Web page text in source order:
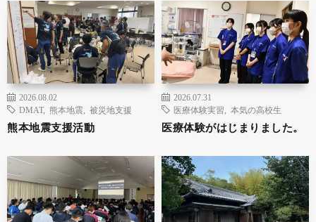
2026.08.02
DMAT, 熊本地震 被災地支援
熊本地震支援活動
2026.07.31
医療体験実習
本気の高校生
医療体験がはじまりました。